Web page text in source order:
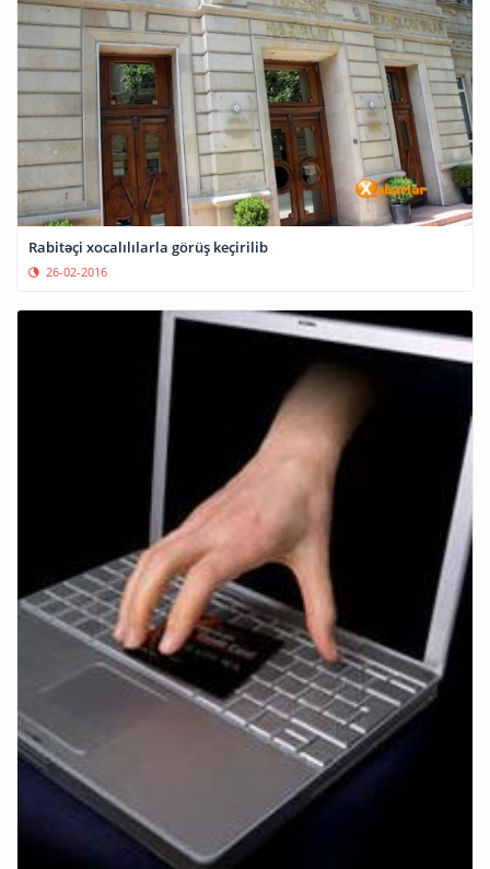
Rabitəçi xocalılılarla görüş keçirilib
26-02-2016